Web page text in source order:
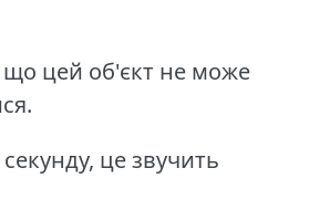
що цей об'єкт не може
це звучить